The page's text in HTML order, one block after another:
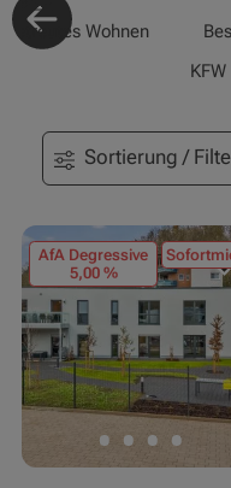
Wohnen
KFW
Sortierung /
AfA Degressive
5,00 %